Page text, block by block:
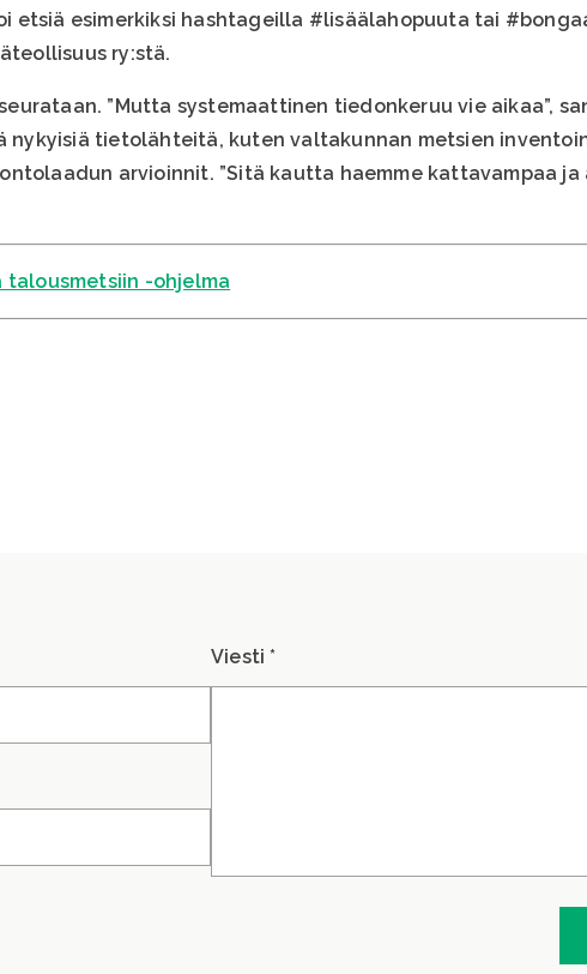
etsiä esimerkiksi hashtageilla #lisäälahopuuta tai
ry:stä.
”Mutta systemaattinen tiedonkeruu vie aikaa”,
nykyisiä tietolähteitä, kuten valtakunnan metsien
arvioinnit. ”Sitä kautta haemme kattavampaa ja
-ohjelma
Viesti *